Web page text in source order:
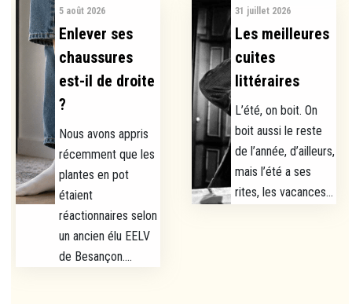
5 août 2026
Enlever ses
chaussures
est-il de droite
?
Nous avons appris
récemment que les
plantes en pot
étaient
réactionnaires selon
un ancien élu EELV
de Besançon....
31 juillet 2026
Les meilleures
cuites
littéraires
L’été, on boit. On
boit aussi le reste
de l’année, d’ailleurs,
mais l’été a ses
rites, les vacances...